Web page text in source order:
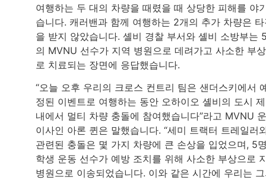
여행하는 두 대의 차량을 때렸을 때 상당한 피해를 야
습니다. 캐러밴과 함께 여행하는 2개의 추가 차량은
을 받지 않았습니다. 셸비 경찰 부서와 셸비 소방부는
의 MVNU 선수가 지역 병원으로 데려가고 사소한 부
로 치료되는 장면에 응답했습니다.
“오늘 오후 우리의 크로스 컨트리 팀은 샌더스키에서
정된 이벤트로 여행하는 동안 오하이오 셸비의 도시
내에서 멀티 차량 충돌에 참여했습니다”라고 MVNU
이사인 아론 퀸은 말했습니다. “세미 트랙터 트레일러
관련된 충돌은 몇 가지 차량에 큰 손상을 입었으며, 5
학생 운동 선수가 예방 조치를 위해 사소한 부상으로
병원으로 이송되었습니다. 이와 같은 시간에 우리는